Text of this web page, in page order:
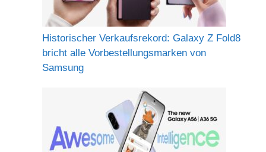
Historischer Verkaufsrekord: Galaxy Z Fold8
bricht alle Vorbestellungsmarken von
Samsung